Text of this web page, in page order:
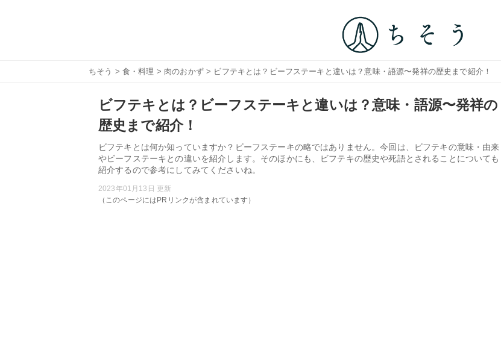
ちそう > 食・料理 > 肉のおかず> ビフテキとは？ビーフステーキと違いは？意味・語源〜発祥の歴史まで紹介！
ビフテキとは？ビーフステーキと違いは？意味・語源〜発祥の
歴史まで紹介！
ビフテキとは何か知っていますか？ビーフステーキの略ではありません。今回は、ビフテキの意味・由来
やビーフステーキとの違いを紹介します。そのほかにも、ビフテキの歴史や死語とされることについても
紹介するので参考にしてみてくださいね。
2023年01月13日 更新
（このページにはPRリンクが含まれています）